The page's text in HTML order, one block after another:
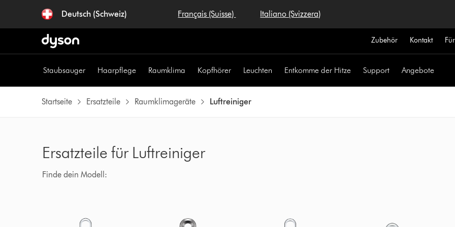
Deutsch (Schweiz) Français (Suisse) Italiano (Svizzera)
Zubehör Kontakt
Staubsauger Haarpflege Raumklima Kopfhörer Leuchten Entkomme der Hitze Support Angebote
Startseite Ersatzteile Raumklimageräte Luftreiniger
Ersatzteile für Luftreiniger
Finde dein Modell: